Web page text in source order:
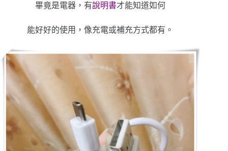
畢竟是電器，有說明書才能知道如何
能好好的使用，像充電或補充方式都有。